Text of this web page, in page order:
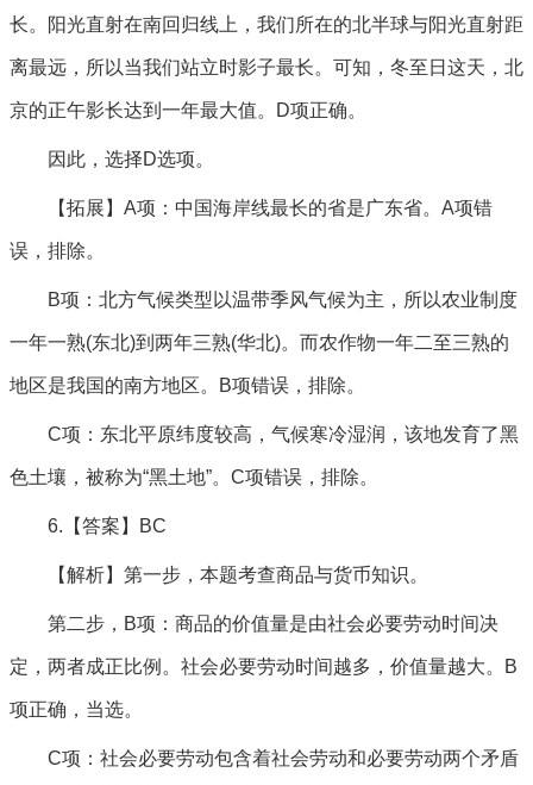
长。阳光直射在南回归线上，我们所在的北半球与阳光直射距
离最远，所以当我们站立时影子最长。可知，冬至日这天，北
京的正午影长达到一年最大值。D项正确。
因此，选择D选项。
【拓展】A项：中国海岸线最长的省是广东省。A项错
误，排除。
B项：北方气候类型以温带季风气候为主，所以农业制度
一年一熟(东北)到两年三熟(华北)。而农作物一年二至三熟的
地区是我国的南方地区。B项错误，排除。
C项：东北平原纬度较高，气候寒冷湿润，该地发育了黑
色土壤，被称为“黑土地”。C项错误，排除。
6.【答案】BC
【解析】第一步，本题考查商品与货币知识。
第二步，B项：商品的价值量是由社会必要劳动时间决
定，两者成正比例。社会必要劳动时间越多，价值量越大。B
项正确，当选。
C项：社会必要劳动包含着社会劳动和必要劳动两个矛盾